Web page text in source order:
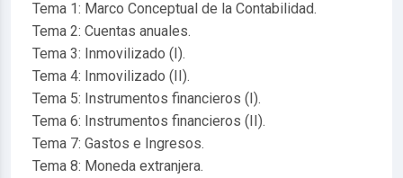
Tema 1: Marco Conceptual de la Contabilidad.
Tema 2: Cuentas anuales.
Tema 3: Inmovilizado (I).
Tema 4: Inmovilizado (II).
Tema 5: Instrumentos financieros (I).
Tema 6: Instrumentos financieros (II).
Tema 7: Gastos e Ingresos.
Tema 8: Moneda extranjera.